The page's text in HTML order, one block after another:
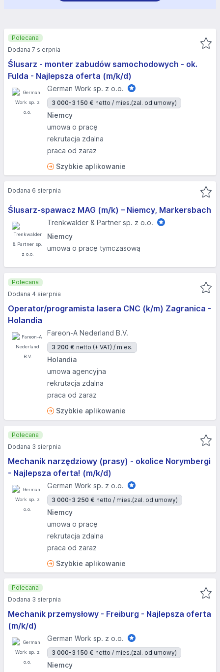
Ślusarz - monter zabudów samochodowych - ok.
Fulda - Najlepsza oferta (m/k/d)
German Work sp. z o.o.
3 000-3 150 € netto / mies.(zal. od umowy)
Niemcy
umowa o pracę
rekrutacja zdalna
praca od zaraz
Szybkie aplikowanie
Polecana
Dodana 7 sierpnia
Ślusarz-spawacz MAG (m/k) – Niemcy, Markersbach
Trenkwalder & Partner sp. z o.o.
Niemcy
umowa o pracę tymczasową
Dodana 6 sierpnia
Operator/programista lasera CNC (k/m) Zagranica -
Holandia
Fareon-A Nederland B.V.
3 200 € netto (+ VAT) / mies.
Holandia
umowa agencyjna
rekrutacja zdalna
praca od zaraz
Szybkie aplikowanie
Polecana
Dodana 4 sierpnia
Mechanik narzędziowy (prasy) - okolice Norymbergi
- Najlepsza oferta! (m/k/d)
German Work sp. z o.o.
3 000-3 250 € netto / mies.(zal. od umowy)
Niemcy
umowa o pracę
rekrutacja zdalna
praca od zaraz
Szybkie aplikowanie
Polecana
Dodana 3 sierpnia
Mechanik przemysłowy - Freiburg - Najlepsza oferta
(m/k/d)
German Work sp. z o.o.
3 000-3 150 € netto / mies.(zal. od umowy)
Niemcy
Polecana
Dodana 3 sierpnia